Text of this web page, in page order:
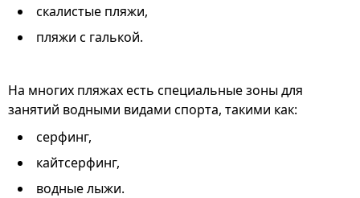
скалистые пляжи,
пляжи с галькой.
На многих пляжах есть специальные зоны для
занятий водными видами спорта, такими как:
серфинг,
кайтсерфинг,
водные лыжи.